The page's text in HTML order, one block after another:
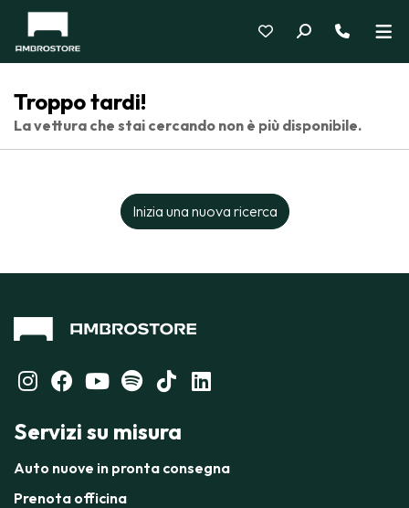
Troppo tardi!
La vettura che stai cercando non è più disponibile.
Inizia una nuova ricerca
Servizi su misura
Auto nuove in pronta consegna
Prenota officina